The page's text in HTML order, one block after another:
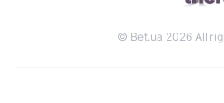
© Bet.ua 2026 All